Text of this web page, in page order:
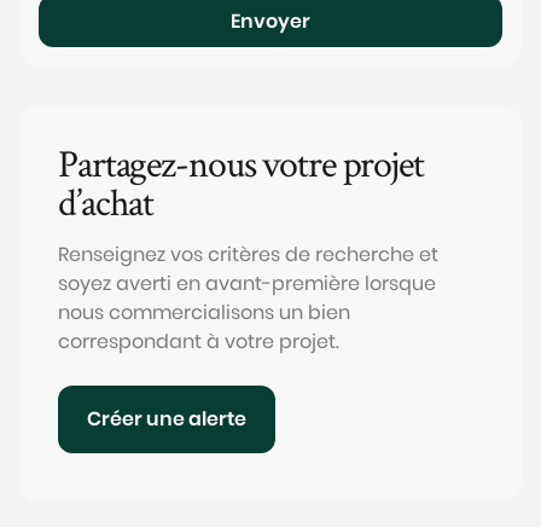
Envoyer
Partagez-nous votre projet
d’achat
Renseignez vos critères de recherche et
soyez averti en avant-première lorsque
nous commercialisons un bien
correspondant à votre projet.
Créer une alerte